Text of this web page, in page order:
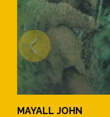
MAYALL JOHN